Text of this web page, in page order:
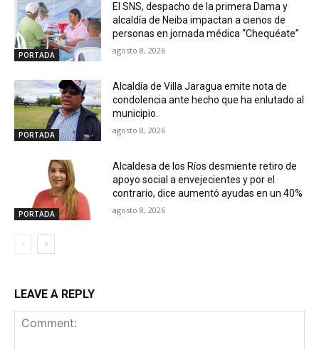
PORTADA
El SNS, despacho de la primera Dama y
alcaldía de Neiba impactan a cienos de
personas en jornada médica “Chequéate”
agosto 8, 2026
PORTADA
Alcaldía de Villa Jaragua emite nota de
condolencia ante hecho que ha enlutado al
municipio.
agosto 8, 2026
PORTADA
Alcaldesa de los Ríos desmiente retiro de
apoyo social a envejecientes y por el
contrario, dice aumentó ayudas en un 40%
agosto 8, 2026
LEAVE A REPLY